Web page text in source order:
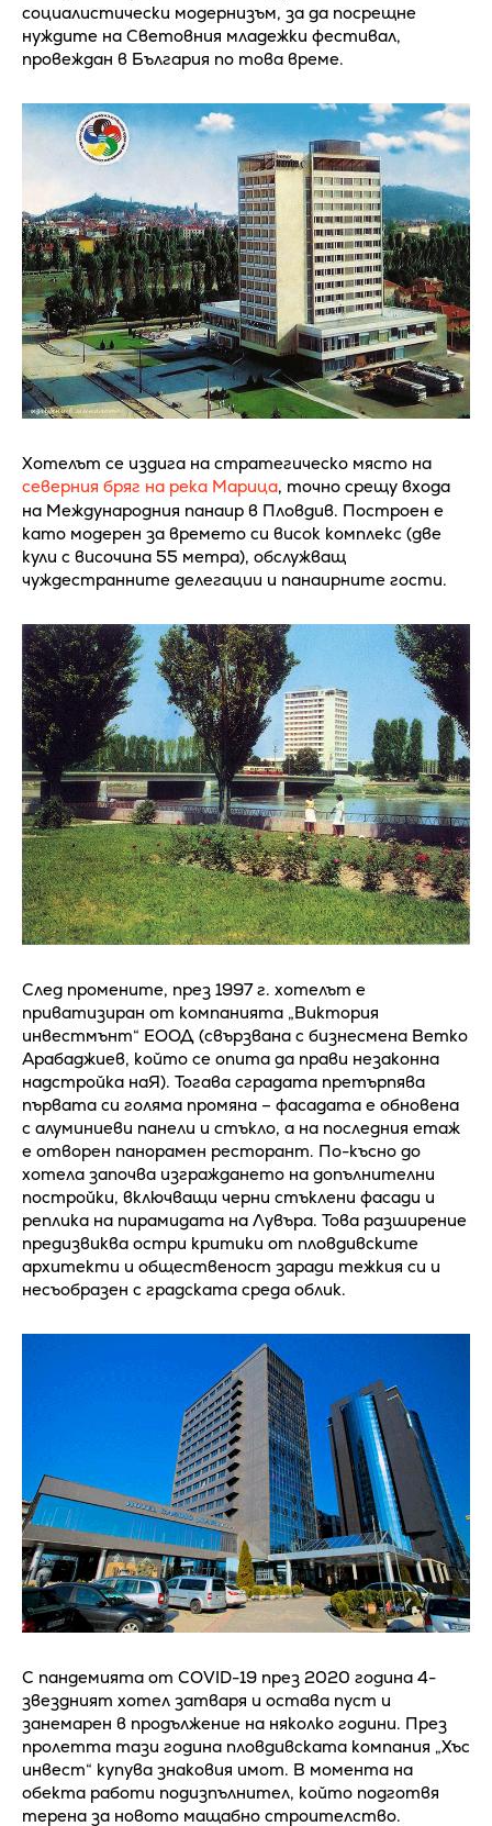
социалистически модернизъм, за да посрещне
нуждите на Световния младежки фестивал,
провеждан в България по това време.
Хотелът се издига на стратегическо място на
северния бряг на река Марица, точно срещу входа
на Международния панаир в Пловдив. Построен е
като модерен за времето си висок комплекс (две
кули с височина 55 метра), обслужващ
чуждестранните делегации и панаирните гости.
След промените, през 1997 г. хотелът е
приватизиран от компанията „Виктория
инвестмънт“ ЕООД (свързвана с бизнесмена Ветко
Арабаджиев, който се опита да прави незаконна
надстройка наЯ). Тогава сградата претърпява
първата си голяма промяна – фасадата е обновена
с алуминиеви панели и стъкло, а на последния етаж
е отворен панорамен ресторант. По-късно до
хотела започва изграждането на допълнителни
постройки, включващи черни стъклени фасади и
реплика на пирамидата на Лувъра. Това разширение
предизвиква остри критики от пловдивските
архитекти и общественост заради тежкия си и
несъобразен с градската среда облик.
С пандемията от COVID-19 през 2020 година 4-
звездният хотел затваря и остава пуст и
занемарен в продължение на няколко години. През
пролетта тази година пловдивската компания „Хъс
инвест“ купува знаковия имот. В момента на
обекта работи подизпълнител, който подготвя
терена за новото мащабно строителство.